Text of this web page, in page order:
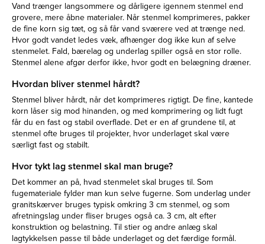
Vand trænger langsommere og dårligere igennem stenmel end
grovere, mere åbne materialer. Når stenmel komprimeres, pakker
de fine korn sig tæt, og så får vand sværere ved at trænge ned.
Hvor godt vandet ledes væk, afhænger dog ikke kun af selve
stenmelet. Fald, bærelag og underlag spiller også en stor rolle.
Stenmel alene afgør derfor ikke, hvor godt en belægning dræner.
Hvordan bliver stenmel hårdt?
Stenmel bliver hårdt, når det komprimeres rigtigt. De fine, kantede
korn låser sig mod hinanden, og med komprimering og lidt fugt
får du en fast og stabil overflade. Det er en af grundene til, at
stenmel ofte bruges til projekter, hvor underlaget skal være
særligt fast og stabilt.
Hvor tykt lag stenmel skal man bruge?
Det kommer an på, hvad stenmelet skal bruges til. Som
fugemateriale fylder man kun selve fugerne. Som underlag under
granitskærver bruges typisk omkring 3 cm stenmel, og som
afretningslag under fliser bruges også ca. 3 cm, alt efter
konstruktion og belastning. Til stier og andre anlæg skal
lagtykkelsen passe til både underlaget og det færdige formål.